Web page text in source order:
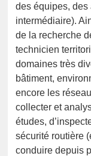
des équipes,
intermédiaire).
de la recherche
technicien
domaines très
bâtiment,
encore les
collecter et
études,
sécurité routière
conduire depuis